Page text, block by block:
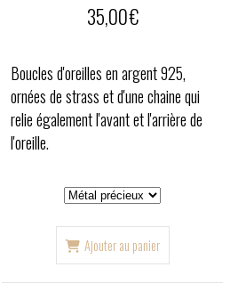
35,00€
Boucles d'oreilles en argent 925,
ornées de strass et d'une chaine qui
relie également l'avant et l'arrière de
l'oreille.
Ajouter au panier